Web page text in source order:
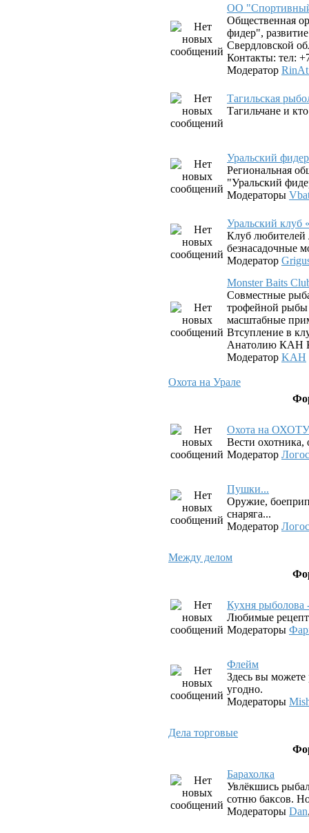
ОО
Общественная
фидер",
Свердловской
Контакты: тел:
Модератор
Тагильская
Тагильчане и
Уральский
Региональная
"Уральский
Модераторы
Уральский клуб
Клуб
безнасадочные
Модератор
Monster Baits
Совместные
трофейной рыбы
масштабные
Втсупление в
Анатолию КАН
Модератор KAH
Охота на Урале
Охота на ОХОТУ
Вести охотника,
Модератор Логос
Пушки...
Оружие,
снаряга...
Модератор Логос
Между делом
Кухня рыболова
Любимые
Модераторы
Флeйм
Здесь вы можете
угодно.
Модераторы
Дела торговые
Барахолка
Увлёкшись
сотню баксов.
Модераторы Dan